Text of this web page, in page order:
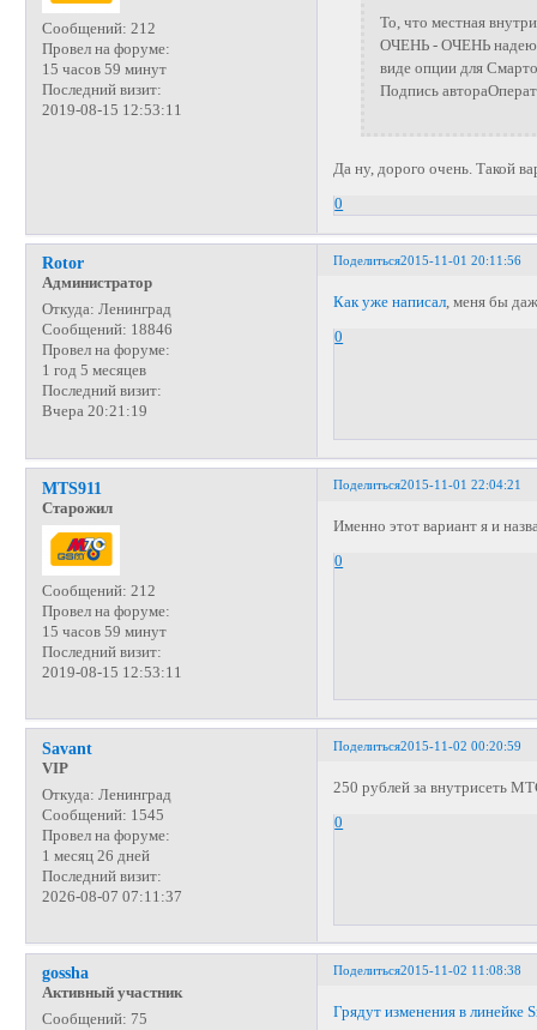
Сообщений: 212
Провел на форуме:
15 часов 59 минут
Последний визит:
2019-08-15 12:53:11
То, что местная
ОЧЕНЬ - ОЧЕНЬ
виде опции для
Подпись
Да ну, дорого очень. Такой
0
Поделиться2015-11-01 20:11:56
Rotor
Администратор
Откуда: Ленинград
Сообщений: 18846
Провел на форуме:
1 год 5 месяцев
Последний визит:
Вчера 20:21:19
Как уже написал, меня бы
0
Поделиться2015-11-01 22:04:21
MTS911
Старожил
Сообщений: 212
Провел на форуме:
15 часов 59 минут
Последний визит:
2019-08-15 12:53:11
Именно этот вариант я и
0
Поделиться2015-11-02 00:20:59
Savant
VIP
Откуда: Ленинград
Сообщений: 1545
Провел на форуме:
1 месяц 26 дней
Последний визит:
2026-08-07 07:11:37
250 рублей за внутрисеть
0
Поделиться2015-11-02 11:08:38
gossha
Активный участник
Сообщений: 75
Грядут изменения в линейке